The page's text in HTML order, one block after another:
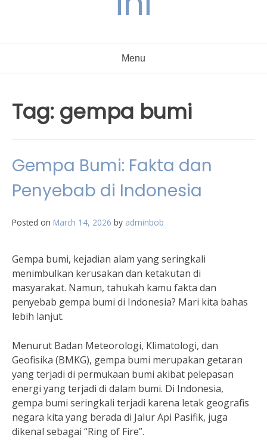
Menu
Tag: gempa bumi
Gempa Bumi: Fakta dan
Penyebab di Indonesia
Posted on March 14, 2026 by adminbob
Gempa bumi, kejadian alam yang seringkali
menimbulkan kerusakan dan ketakutan di
masyarakat. Namun, tahukah kamu fakta dan
penyebab gempa bumi di Indonesia? Mari kita bahas
lebih lanjut.
Menurut Badan Meteorologi, Klimatologi, dan
Geofisika (BMKG), gempa bumi merupakan getaran
yang terjadi di permukaan bumi akibat pelepasan
energi yang terjadi di dalam bumi. Di Indonesia,
gempa bumi seringkali terjadi karena letak geografis
negara kita yang berada di Jalur Api Pasifik, juga
dikenal sebagai “Ring of Fire”.